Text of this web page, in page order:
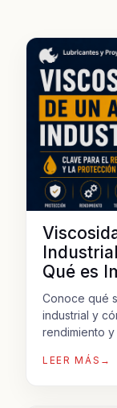
Qué es
Conoce qué
industrial y
rendimiento y
LEER MÁS →